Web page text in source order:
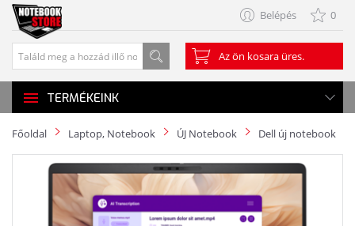
Belépés 0
Az ön kosara üres.
TERMÉKEINK
Főoldal Laptop, Notebook ÚJ Notebook Dell új notebook